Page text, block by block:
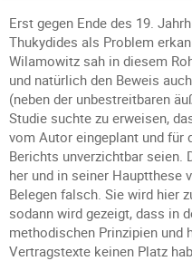
Erst gegen Ende des 19.
Thukydides als Problem
Wilamowitz sah in diesem
und natürlich den Beweis
(neben der unbestreitbaren
Studie suchte zu erweisen,
vom Autor eingeplant und für
Berichts unverzichtbar seien.
her und in seiner Hauptthese
Belegen falsch. Sie wird hier
sodann wird gezeigt, dass in
methodischen Prinzipien und
Vertragstexte keinen Platz